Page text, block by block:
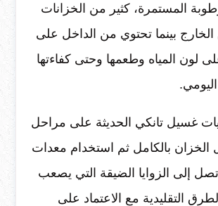
المستمرة، كثير من الخزانات
بينما تحتوي من الداخل على
لون المياه وطعمها وحتى كفاءتها
غسيل تانكي الحديثة على مراحل
الخزان بالكامل ثم استخدام معدات
إلى الزوايا الضيقة التي يصعب
التقليدية مع الاعتماد على